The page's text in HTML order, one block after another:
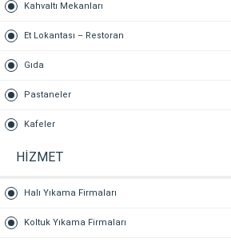
Kahvaltı Mekanları
Et Lokantası – Restoran
Gıda
Pastaneler
Kafeler
HİZMET
Halı Yıkama Firmaları
Koltuk Yıkama Firmaları